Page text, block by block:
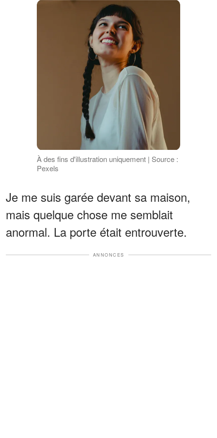
À des fins d'illustration uniquement | Source :
Pexels
Je me suis garée devant sa maison,
mais quelque chose me semblait
anormal. La porte était entrouverte.
ANNONCES